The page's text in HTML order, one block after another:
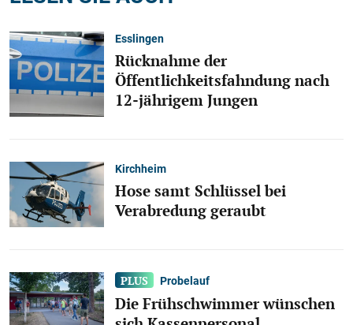
Esslingen
Rücknahme der
Öffentlichkeitsfahndung nach
12-jährigem Jungen
Kirchheim
Hose samt Schlüssel bei
Verabredung geraubt
Probelauf
Die Frühschwimmer wünschen